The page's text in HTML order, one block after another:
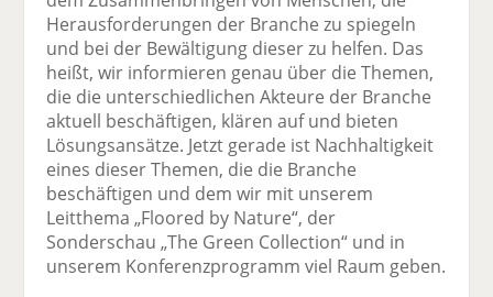
Herausforderungen der Branche zu spiegeln
und bei der Bewältigung dieser zu helfen. Das
heißt, wir informieren genau über die Themen,
die die unterschiedlichen Akteure der Branche
aktuell beschäftigen, klären auf und bieten
Lösungsansätze. Jetzt gerade ist Nachhaltigkeit
eines dieser Themen, die die Branche
beschäftigen und dem wir mit unserem
Leitthema „Floored by Nature“, der
Sonderschau „The Green Collection“ und in
unserem Konferenzprogramm viel Raum geben.